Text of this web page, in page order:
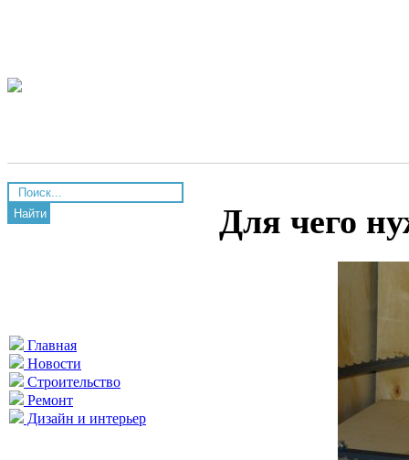
Найти
Главная
Новости
Строительство
Ремонт
Дизайн и интерьер
Для чего